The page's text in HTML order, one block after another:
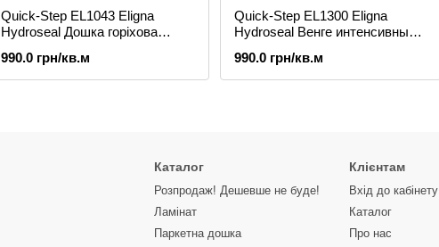
Quick-Step EL1043 Eligna
Hydroseal Дошка горіхова
990.0 грн/кв.м
Quick-Step EL1300 Eligna
Hydroseal Венге интенсивный
990.0 грн/кв.м
Каталог
Розпродаж! Дешевше не буде!
Ламінат
Паркетна дошка
Клієнтам
Вхід до кабінету
Каталог
Про нас